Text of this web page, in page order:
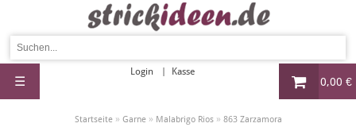
0,00 €
Login Kasse
☰
Startseite» Garne» Malabrigo Rios» 863 Zarzamora